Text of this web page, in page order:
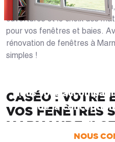
de leurs conseils sur
ouvertures et le choix des
pour vos fenêtres et baies.
rénovation de fenêtres à
simples !
CASÉO : VOTRE
VOS FENÊTRES
MARMANDE
Nous vous
de la
NOUS